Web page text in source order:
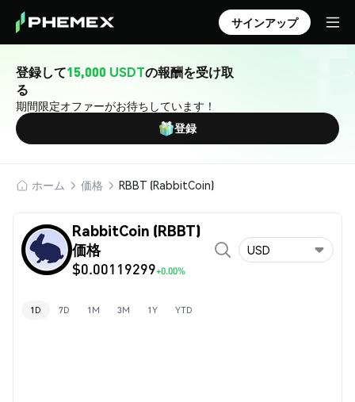
サインアップ
登録して15,000 USDTの報酬を受け取
る
期間限定オファーがお待ちしています！
登録
ホーム 価格 RBBT (RabbitCoin)
RabbitCoin (RBBT)
価格
$0.00119299+0.00%
USD
1D 7D 1M 3M 1Y YTD